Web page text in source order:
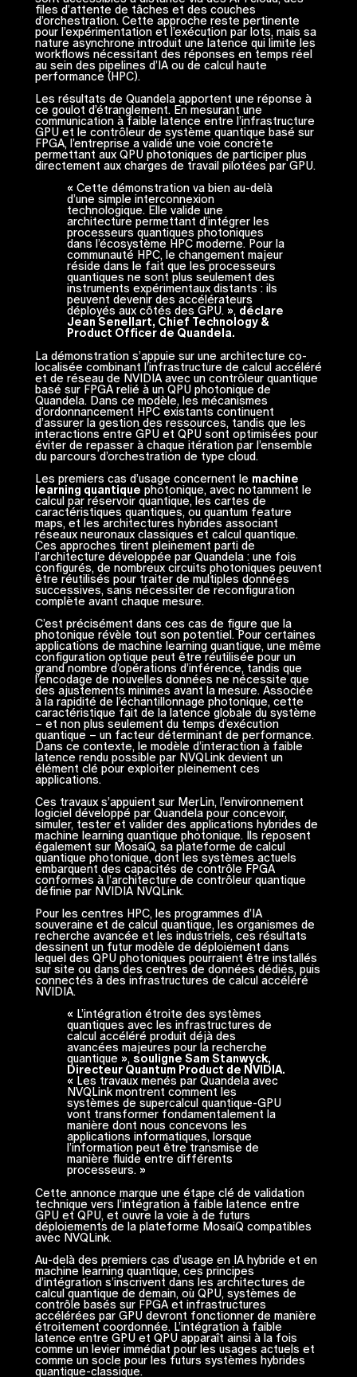
files d’attente de tâches et des couches
d’orchestration. Cette approche reste pertinente
pour l’expérimentation et l’exécution par lots, mais sa
nature asynchrone introduit une latence qui limite les
workflows nécessitant des réponses en temps réel
au sein des pipelines d’IA ou de calcul haute
performance (HPC).
Les résultats de Quandela apportent une réponse à
ce goulot d’étranglement. En mesurant une
communication à faible latence entre l’infrastructure
GPU et le contrôleur de système quantique basé sur
FPGA, l’entreprise a validé une voie concrète
permettant aux QPU photoniques de participer plus
directement aux charges de travail pilotées par GPU.
« Cette démonstration va bien au-delà
d’une simple interconnexion
technologique. Elle valide une
architecture permettant d’intégrer les
processeurs quantiques photoniques
dans l’écosystème HPC moderne. Pour la
communauté HPC, le changement majeur
réside dans le fait que les processeurs
quantiques ne sont plus seulement des
instruments expérimentaux distants : ils
peuvent devenir des accélérateurs
déployés aux côtés des GPU. », déclare
Jean Senellart, Chief Technology &
Product Officer de Quandela.
La démonstration s’appuie sur une architecture co-
localisée combinant l’infrastructure de calcul accéléré
et de réseau de NVIDIA avec un contrôleur quantique
basé sur FPGA relié à un QPU photonique de
Quandela. Dans ce modèle, les mécanismes
d’ordonnancement HPC existants continuent
d’assurer la gestion des ressources, tandis que les
interactions entre GPU et QPU sont optimisées pour
éviter de repasser à chaque itération par l’ensemble
du parcours d’orchestration de type cloud.
Les premiers cas d’usage concernent le machine
learning quantique photonique, avec notamment le
calcul par réservoir quantique, les cartes de
caractéristiques quantiques, ou quantum feature
maps, et les architectures hybrides associant
réseaux neuronaux classiques et calcul quantique.
Ces approches tirent pleinement parti de
l’architecture développée par Quandela : une fois
configurés, de nombreux circuits photoniques peuvent
être réutilisés pour traiter de multiples données
successives, sans nécessiter de reconfiguration
complète avant chaque mesure.
C’est précisément dans ces cas de figure que la
photonique révèle tout son potentiel. Pour certaines
applications de machine learning quantique, une même
configuration optique peut être réutilisée pour un
grand nombre d’opérations d’inférence, tandis que
l’encodage de nouvelles données ne nécessite que
des ajustements minimes avant la mesure. Associée
à la rapidité de l’échantillonnage photonique, cette
caractéristique fait de la latence globale du système
– et non plus seulement du temps d’exécution
quantique – un facteur déterminant de performance.
Dans ce contexte, le modèle d’interaction à faible
latence rendu possible par NVQLink devient un
élément clé pour exploiter pleinement ces
applications.
Ces travaux s’appuient sur MerLin, l’environnement
logiciel développé par Quandela pour concevoir,
simuler, tester et valider des applications hybrides de
machine learning quantique photonique. Ils reposent
également sur MosaiQ, sa plateforme de calcul
quantique photonique, dont les systèmes actuels
embarquent des capacités de contrôle FPGA
conformes à l’architecture de contrôleur quantique
définie par NVIDIA NVQLink.
Pour les centres HPC, les programmes d’IA
souveraine et de calcul quantique, les organismes de
recherche avancée et les industriels, ces résultats
dessinent un futur modèle de déploiement dans
lequel des QPU photoniques pourraient être installés
sur site ou dans des centres de données dédiés, puis
connectés à des infrastructures de calcul accéléré
NVIDIA.
« L’intégration étroite des systèmes
quantiques avec les infrastructures de
calcul accéléré produit déjà des
avancées majeures pour la recherche
quantique », souligne Sam Stanwyck,
Directeur Quantum Product de NVIDIA.
« Les travaux menés par Quandela avec
NVQLink montrent comment les
systèmes de supercalcul quantique-GPU
vont transformer fondamentalement la
manière dont nous concevons les
applications informatiques, lorsque
l’information peut être transmise de
manière fluide entre différents
processeurs. »
Cette annonce marque une étape clé de validation
technique vers l’intégration à faible latence entre
GPU et QPU, et ouvre la voie à de futurs
déploiements de la plateforme MosaiQ compatibles
avec NVQLink.
Au-delà des premiers cas d’usage en IA hybride et en
machine learning quantique, ces principes
d’intégration s’inscrivent dans les architectures de
calcul quantique de demain, où QPU, systèmes de
contrôle basés sur FPGA et infrastructures
accélérées par GPU devront fonctionner de manière
étroitement coordonnée. L’intégration à faible
latence entre GPU et QPU apparaît ainsi à la fois
comme un levier immédiat pour les usages actuels et
comme un socle pour les futurs systèmes hybrides
quantique-classique.